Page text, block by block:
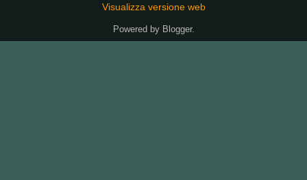
Visualizza versione web
Powered by Blogger.